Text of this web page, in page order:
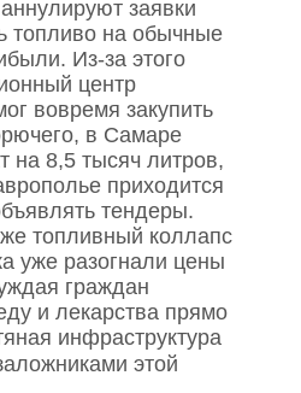
заявки
топливо на обычные
Из‑за этого
центр
вовремя закупить
в Самаре
на 8,5 тысяч литров,
приходится
тендеры.
топливный коллапс
уже разогнали цены
граждан
и лекарства прямо
инфраструктура
этой